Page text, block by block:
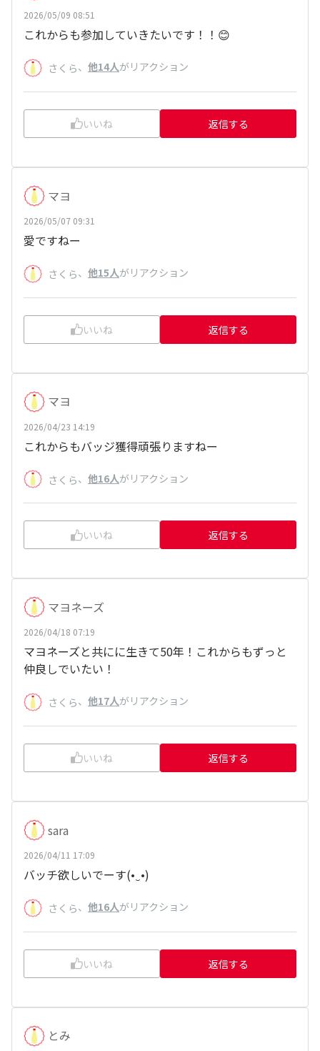
2026/05/09 08:51
これからも参加していきたいです！！😊
さくら、 他14人がリアクション
いいね 返信する
マヨ
2026/05/07 09:31
愛ですねー
さくら、 他15人がリアクション
いいね 返信する
マヨ
2026/04/23 14:19
これからもバッジ獲得頑張りますねー
さくら、 他16人がリアクション
いいね 返信する
マヨネーズ
2026/04/18 07:19
マヨネーズと共にに生きて50年！これからもずっと
仲良しでいたい！
さくら、 他17人がリアクション
いいね 返信する
sara
2026/04/11 17:09
バッチ欲しいでーす(⁠•⁠‿⁠•⁠)
さくら、 他16人がリアクション
いいね 返信する
とみ